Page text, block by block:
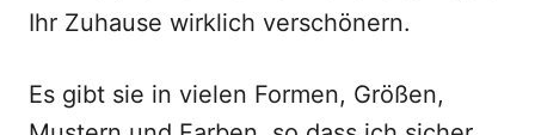
Ihr Zuhause wirklich verschönern.
Es gibt sie in vielen Formen, Größen,